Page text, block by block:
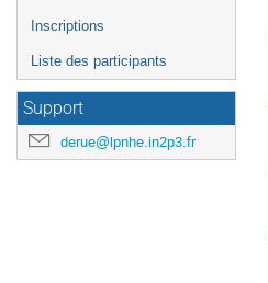
Inscriptions
Liste des participants
Support
derue@lpnhe.in2p3.fr